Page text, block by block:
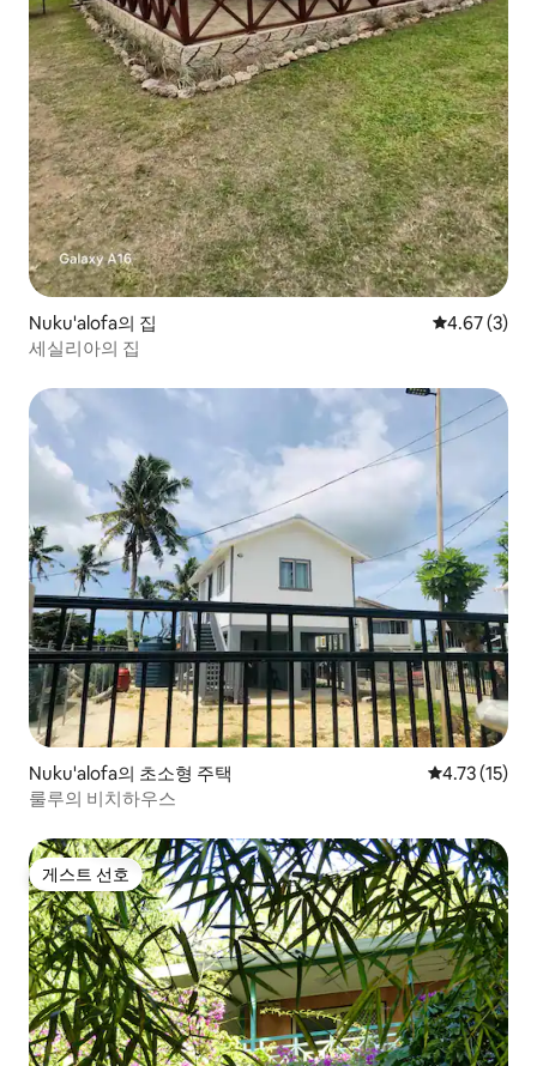
Nuku'alofa의 집 평점 4.67점
4.67 (3)
세실리아의 집
Nuku'alofa의 초소형 주택 평점 4.73점
4.73 (15)
룰루의 비치하우스
게스트 선호
게스트 선호